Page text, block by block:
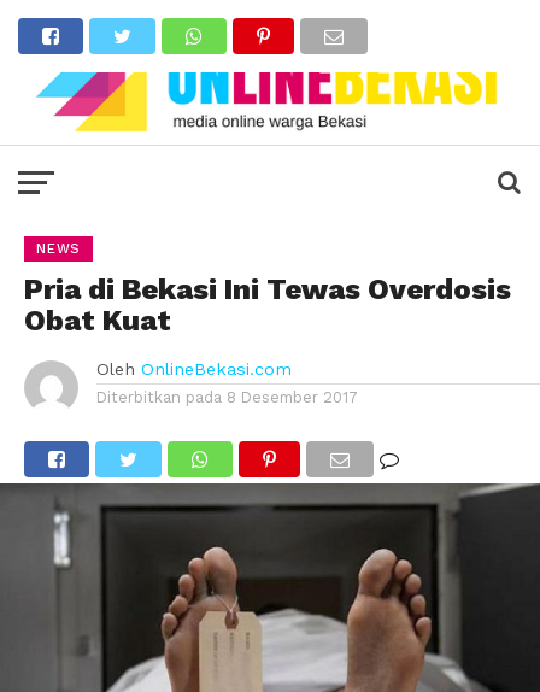
NEWS
Pria di Bekasi Ini Tewas Overdosis
Obat Kuat
Oleh OnlineBekasi.com
Diterbitkan pada 8 Desember 2017